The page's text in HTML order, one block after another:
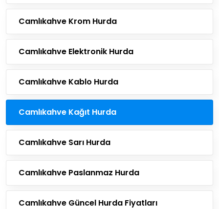
Camlıkahve Krom Hurda
Camlıkahve Elektronik Hurda
Camlıkahve Kablo Hurda
Camlıkahve Kağıt Hurda
Camlıkahve Sarı Hurda
Camlıkahve Paslanmaz Hurda
Camlıkahve Güncel Hurda Fiyatları